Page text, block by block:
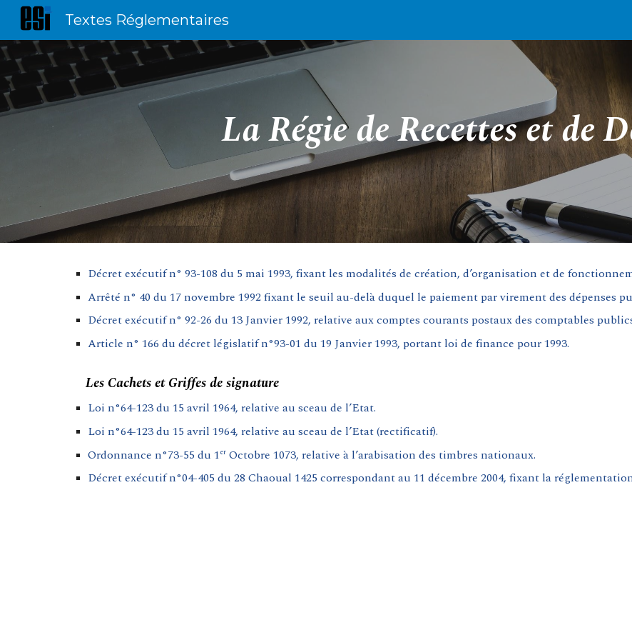
Textes Réglementaires
La Régie de Recettes et de
Décret exécutif n° 93-108 du 5 mai 1993, fixant les modalités de création, d’organisation et de
Arrêté n° 40 du 17 novembre 1992 fixant le seuil au-delà duquel le paiement par virement des dépenses
Décret exécutif n° 92-26 du 13 Janvier 1992, relative aux comptes courants postaux des comptables
Article n° 166 du décret législatif n°93-01 du 19 Janvier 1993, portant loi de finance pour 1993.
Les Cachets et Griffes de signature
Loi n°64-123 du 15 avril 1964, relative au sceau de l’Etat.
Loi n°64-123 du 15 avril 1964, relative au sceau de l’Etat (rectificatif).
Ordonnance n°73-55 du 1erOctobre 1073, relative à l’arabisation des timbres nationaux.
Décret exécutif n°04-405 du 28 Chaoual 1425 correspondant au 11 décembre 2004, fixant la